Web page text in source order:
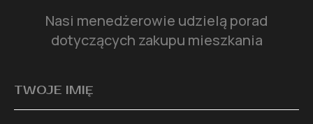
Nasi menedżerowie udzielą porad
dotyczących zakupu mieszkania